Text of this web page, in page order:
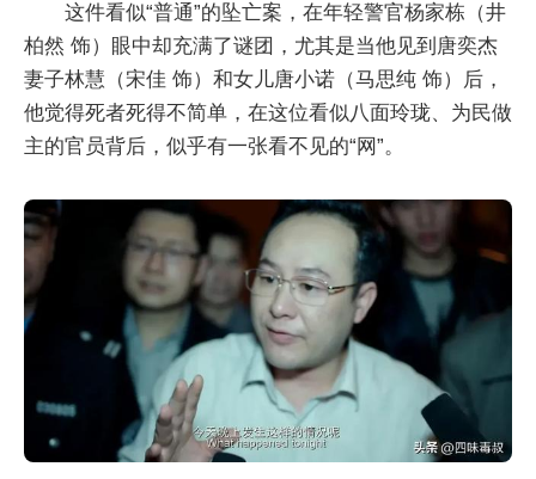
这件看似“普通”的坠亡案，在年轻警官杨家栋（井
柏然 饰）眼中却充满了谜团，尤其是当他见到唐奕杰
妻子林慧（宋佳 饰）和女儿唐小诺（马思纯 饰）后，
他觉得死者死得不简单，在这位看似八面玲珑、为民做
主的官员背后，似乎有一张看不见的“网”。